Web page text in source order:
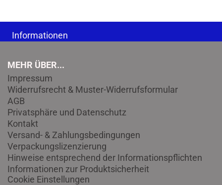
Informationen
MEHR ÜBER...
Impressum
Widerrufsrecht & Muster-Widerrufsformular
AGB
Privatsphäre und Datenschutz
Kontakt
Versand- & Zahlungsbedingungen
Verpackungslizenzierung
Hinweise entsprechend der Informationspflichten
Informationen zur Produktsicherheit
Cookie Einstellungen